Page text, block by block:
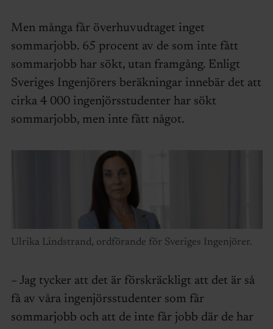
Men många får överhuvudtaget inget
sommarjobb. 65 procent av de som inte fått
sommarjobb har sökt, utan framgång. Enligt
Sveriges Ingenjörers beräkningar innebär det att
cirka 4 000 ingenjörsstudenter har sökt
sommarjobb, men inte fått något.
Ulrika Lindstrand, ordförande för Sveriges Ingenjörer.
– Jag tycker att det är förskräckligt att det är så
få av våra ingenjörsstudenter som får
sommarjobb och att de inte får jobb där de har